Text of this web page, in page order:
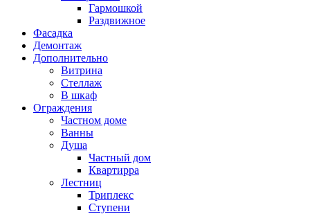
Гармошкой
Раздвижное
Фасадка
Демонтаж
Дополнительно
Витрина
Стеллаж
В шкаф
Ограждения
Частном доме
Ванны
Душа
Частный дом
Квартирра
Лестниц
Триплекс
Ступени